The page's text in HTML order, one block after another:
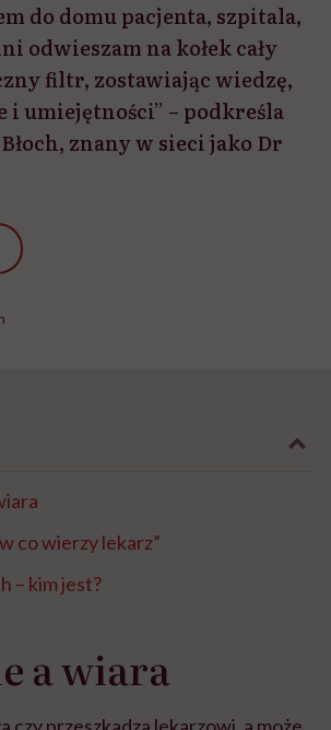
do domu pacjenta, szpitala,
odwieszam na kołek cały
filtr, zostawiając wiedzę,
i umiejętności” – podkreśla
znany w sieci jako Dr
co wierzy lekarz”
– kim jest?
a wiara